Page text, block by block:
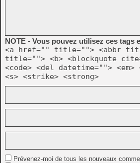
NOTE - Vous pouvez utilisez ces tags
<a href="" title=""> <abbr
title=""> <b> <blockquote
<code> <del datetime="">
<s> <strike> <strong>
Prévenez-moi de tous les nouveaux